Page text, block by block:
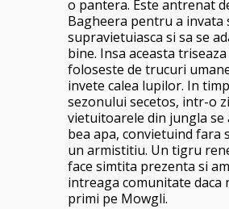
o pantera. Este antrenat
Bagheera pentru a invata
supravietuiasca si sa se
bine. Insa aceasta triseaza
foloseste de trucuri
invete calea lupilor. In
sezonului secetos, intr-o
vietuitoarele din jungla se
bea apa, convietuind fara
un armistitiu. Un tigru
face simtita prezenta si
intreaga comunitate daca
primi pe Mowgli.